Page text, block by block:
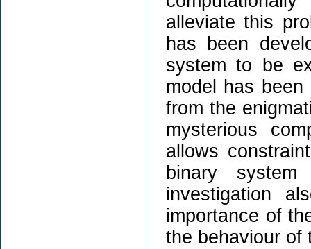
alleviate this
has been
system to be
model has
from the
mysterious
allows
binary
investigation
importance of
the behaviour of